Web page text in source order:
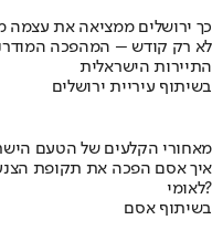
כך ירושלים ממציאה את עצמה
לא רק קודש – המהפכה
התיירות הישראלית
בשיתוף עיריית ירושלים
מאחורי הקלעים של הטעם
לאומי?
בשיתוף אסם